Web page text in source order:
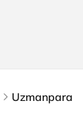
Uzmanpara